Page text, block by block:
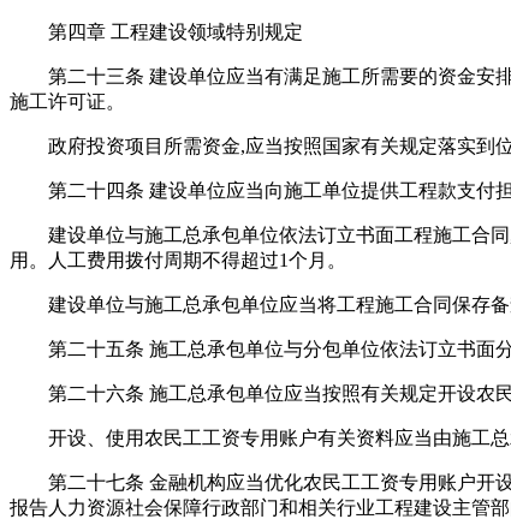
第四章 工程建设领域特别规定
第二十三条 建设单位应当有满足施工所需要的资金安
施工许可证。
政府投资项目所需资金,应当按照国家有关规定落实到
第二十四条 建设单位应当向施工单位提供工程款支付担
建设单位与施工总承包单位依法订立书面工程施工合
用。人工费用拨付周期不得超过1个月。
建设单位与施工总承包单位应当将工程施工合同保存备
第二十五条 施工总承包单位与分包单位依法订立书面
第二十六条 施工总承包单位应当按照有关规定开设农
开设、使用农民工工资专用账户有关资料应当由施工总
第二十七条 金融机构应当优化农民工工资专用账户开
报告人力资源社会保障行政部门和相关行业工程建设主管部